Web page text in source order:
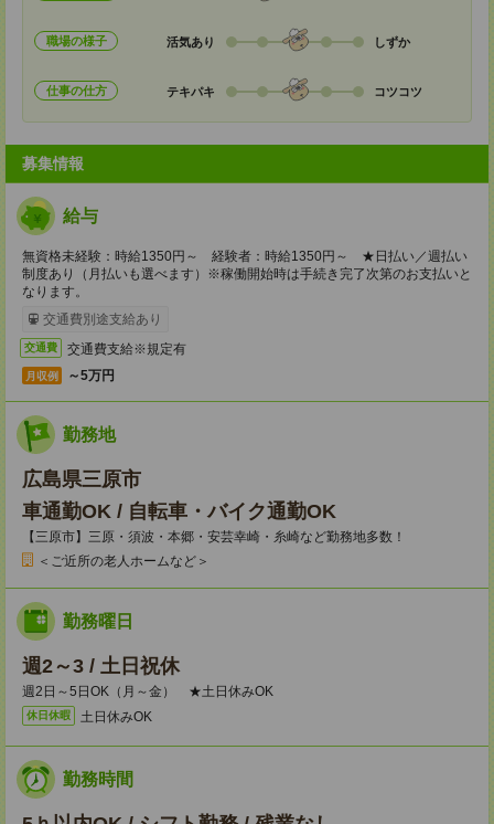
職場の様子 活気あり しずか
仕事の仕方 テキパキ コツコツ
募集情報
給与
無資格未経験：時給1350円～ 経験者：時給1350円～ ★日払い／週払い
制度あり（月払いも選べます）※稼働開始時は手続き完了次第のお支払いと
なります。
交通費別途支給あり
交通費 交通費支給※規定有
月収例 ～5万円
勤務地
広島県三原市
車通勤OK / 自転車・バイク通勤OK
【三原市】三原・須波・本郷・安芸幸崎・糸崎など勤務地多数！
＜ご近所の老人ホームなど＞
勤務曜日
週2～3 / 土日祝休
週2日～5日OK（月～金） ★土日休みOK
休日休暇 土日休みOK
勤務時間